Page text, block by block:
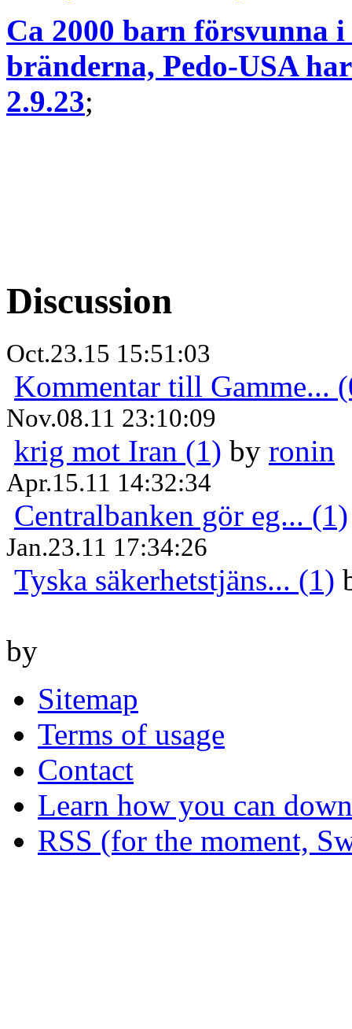
Ca 2000 barn försvunna
bränderna, Pedo-USA
2.9.23;
Discussion
Oct.23.15 15:51:03
Kommentar till Gamme...
Nov.08.11 23:10:09
krig mot Iran (1) by ronin
Apr.15.11 14:32:34
Centralbanken gör eg... (1)
Jan.23.11 17:34:26
Tyska säkerhetstjäns... (1)
by
Sitemap
Terms of usage
Contact
Learn how you can
RSS (for the moment,